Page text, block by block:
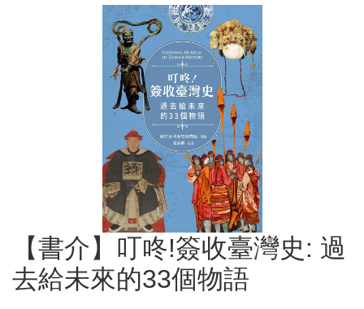
【書介】叮咚!簽收臺灣史: 過
去給未來的33個物語